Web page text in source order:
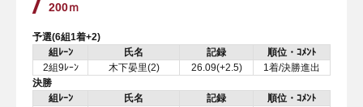
200ｍ
予選(6組1着+2)
組ﾚｰﾝ
氏名 記録
順位・ｺﾒﾝﾄ
2組9ﾚｰﾝ
木下晏里(2) 26.09(+2.5)
1着/決勝進出
決勝
組ﾚｰﾝ
氏名 記録
順位・ｺﾒﾝﾄ